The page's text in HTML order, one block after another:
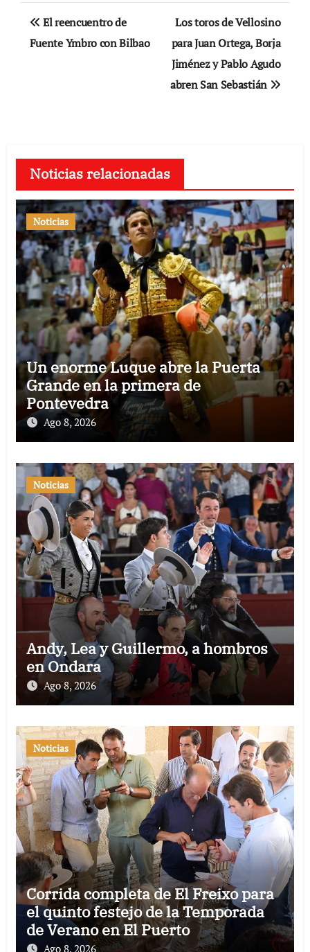
Navegación
de
El reencuentro de
Fuente Ymbro con Bilbao
Los toros de Vellosino
para Juan Ortega, Borja
Jiménez y Pablo Agudo
abren San Sebastián
Noticias relacionadas
Noticias
Un enorme Luque abre la Puerta
Grande en la primera de
Pontevedra
Ago 8, 2026
Noticias
Andy, Lea y Guillermo, a hombros
en Ondara
Ago 8, 2026
Noticias
Corrida completa de El Freixo para
el quinto festejo de la Temporada
de Verano en El Puerto
Ago 8, 2026